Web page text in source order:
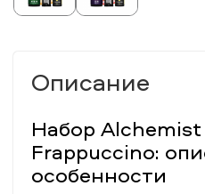
Описание
Набор
Frappuccino:
особенности